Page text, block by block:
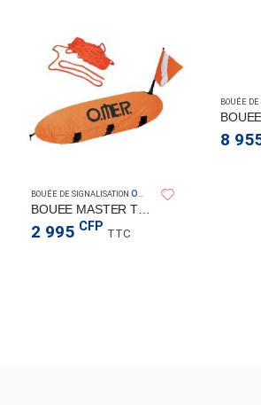
BOUÉE DE SIGNALISATION OMER
2 995 CFP TTC
BOUÉE
8